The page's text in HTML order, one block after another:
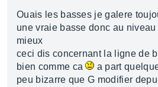
Ouais les basses je galere
une vraie basse donc au
mieux
ceci dis concernant la ligne de
bien comme ca
a part
peu bizarre que G modifier